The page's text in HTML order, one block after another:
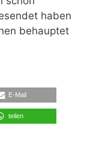
haben
behauptet
E-Mail
teilen